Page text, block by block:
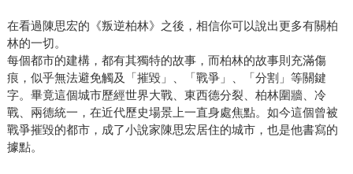
在看過陳思宏的《叛逆柏林》之後，相信你可以說出更多有關柏
林的一切。
每個都市的建構，都有其獨特的故事，而柏林的故事則充滿傷
痕，似乎無法避免觸及「摧毀」、「戰爭」、「分割」等關鍵
字。畢竟這個城市歷經世界大戰、東西德分裂、柏林圍牆、冷
戰、兩德統一，在近代歷史場景上一直身處焦點。如今這個曾被
戰爭摧毀的都市，成了小說家陳思宏居住的城市，也是他書寫的
據點。